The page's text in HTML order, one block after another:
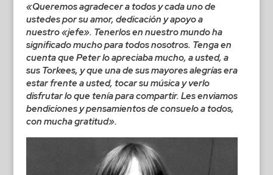
«Queremos agradecer a todos y cada uno de
ustedes por su amor, dedicación y apoyo a
nuestro «jefe». Tenerlos en nuestro mundo ha
significado mucho para todos nosotros. Tenga en
cuenta que Peter lo apreciaba mucho, a usted, a
sus Torkees, y que una de sus mayores alegrías era
estar frente a usted, tocar su música y verlo
disfrutar lo que tenía para compartir. Les enviamos
bendiciones y pensamientos de consuelo a todos,
con mucha gratitud».